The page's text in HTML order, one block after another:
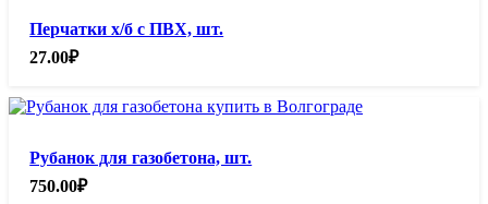
Перчатки х/б с ПВХ, шт.
27.00₽
Рубанок для газобетона, шт.
750.00₽